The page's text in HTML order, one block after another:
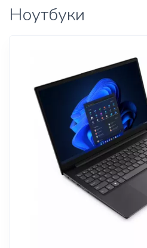
Ноутбуки